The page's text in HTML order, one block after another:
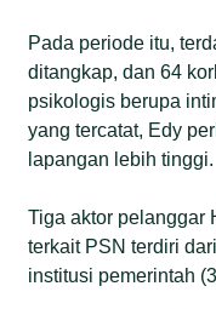
Pada periode itu,
ditangkap, dan 64
psikologis berupa
yang tercatat, Edy
lapangan lebih tinggi.
Tiga aktor pelanggar
terkait PSN terdiri
institusi pemerintah